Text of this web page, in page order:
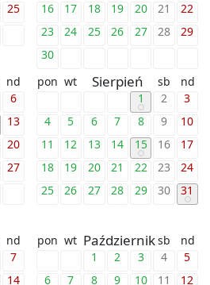
25
16
17 18 19 20 21
22
23
24 25 26 27 28
29
30
nd
6
13
20
27
pon wt Sierpień sb
nd
1
2
3
4
5 6 7 8 9
10
11
12 13 14 15 16
17
18
19 20 21 22 23
24
25
26 27 28 29 30 31
nd
7
14
pon wt Październiksb
nd
1
2 3 4
5
6
7 8 9 10 11
12